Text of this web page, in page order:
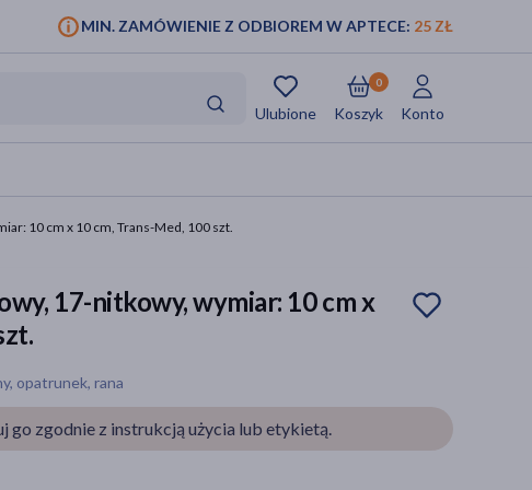
MIN. ZAMÓWIENIE Z ODBIOREM W APTECE: 25 ZŁ
Ulubione Koszyk
0
Konto
10 cm x 10 cm, Trans-Med, 100 szt.
17-nitkowy, wymiar: 10 cm x
opatrunek, rana
go zgodnie z instrukcją użycia lub etykietą.